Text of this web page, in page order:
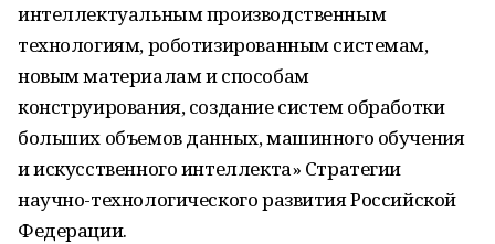
интеллектуальным производственным
технологиям, роботизированным системам,
новым материалам и способам
конструирования, создание систем обработки
больших объемов данных, машинного обучения
и искусственного интеллекта» Стратегии
научно-технологического развития Российской
Федерации.